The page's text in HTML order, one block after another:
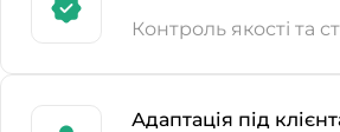
Контроль якості та
Адаптація під